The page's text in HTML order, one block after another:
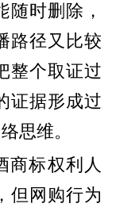
时删除，
路径又比较
整个取证过
证据形成过
思维。
商标权利人
但网购行为